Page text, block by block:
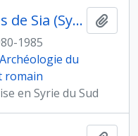
Participation aux fouilles de Sia (Syrie)
1985
du
romain
en Syrie du Sud